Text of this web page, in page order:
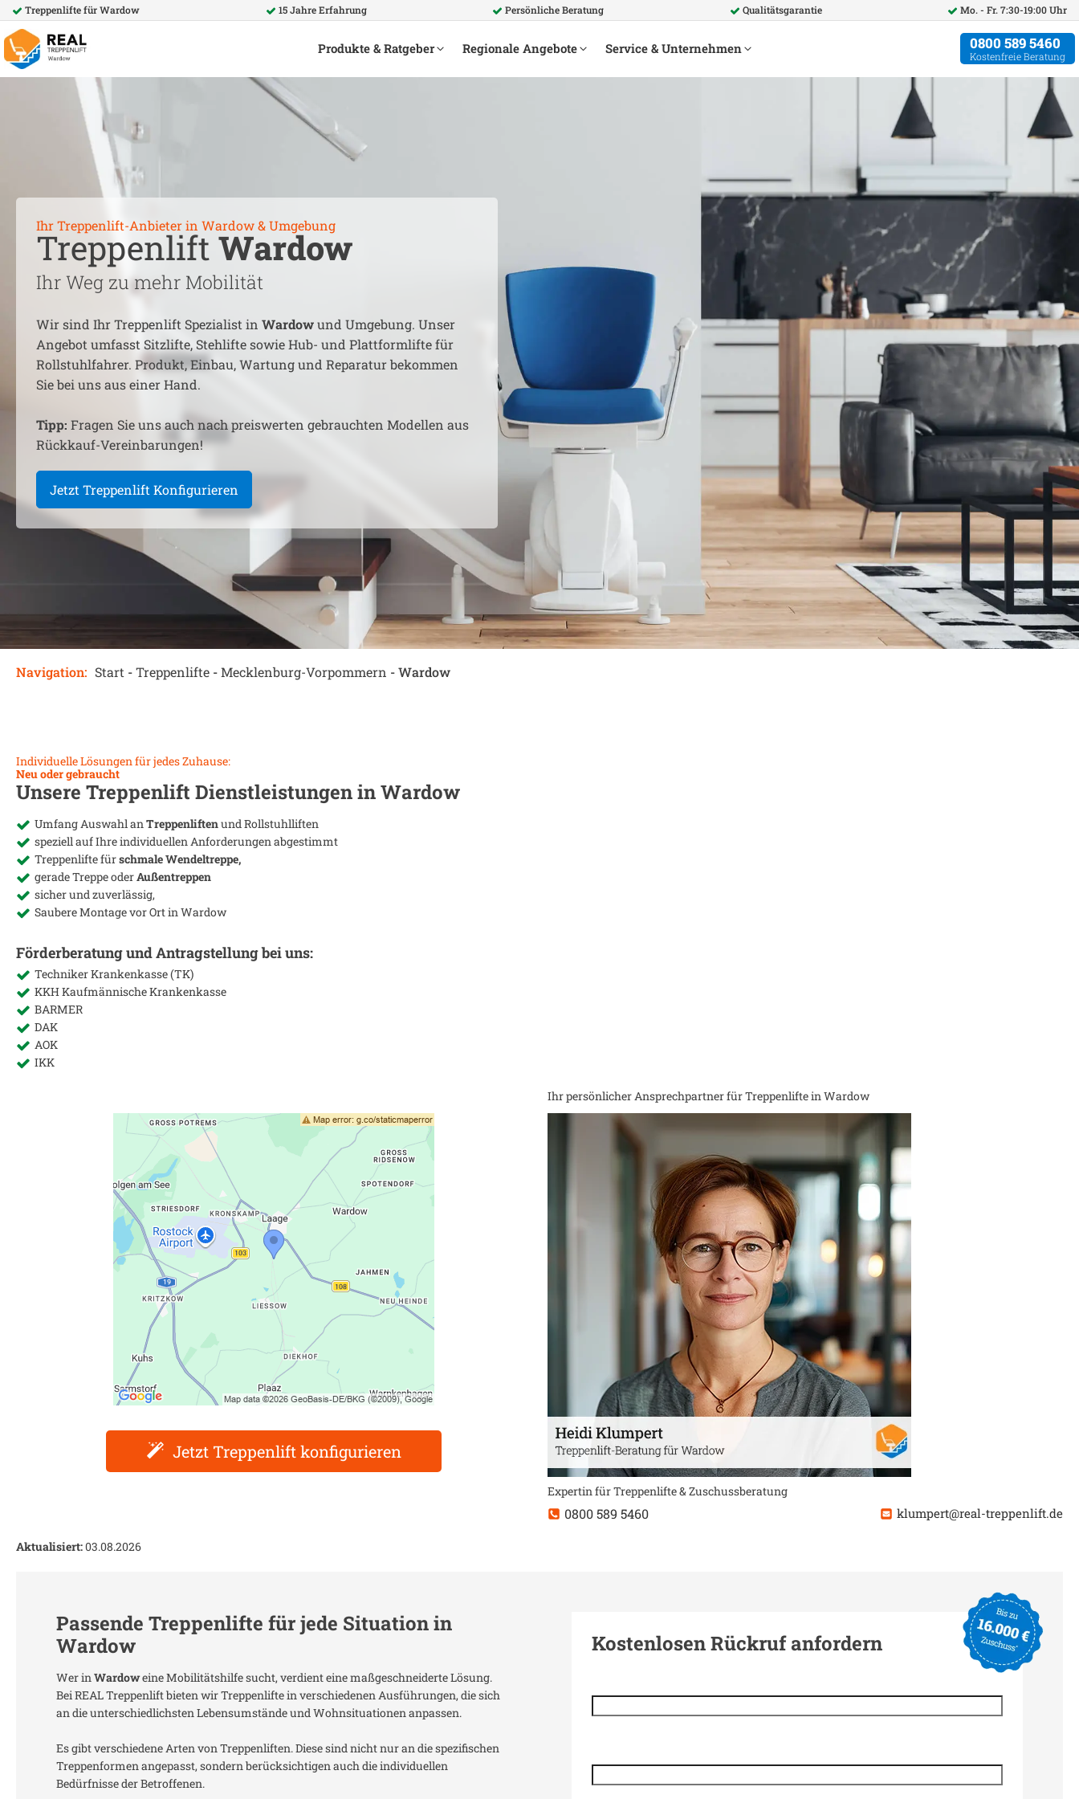
Treppenlifte fürWardow 15 Jahre Erfahrung Persönliche Beratung Qualitätsgarantie Mo. - Fr. 7:30-19:00 Uhr
Produkte & Ratgeber Regionale Angebote Service & Unternehmen 0800 589 5460
Kostenfreie Beratung
Ihr Treppenlift-Anbieter in Wardow& Umgebung
Treppenlift Wardow
Ihr Weg zu mehr Mobilität
Wir sind Ihr Treppenlift Spezialist in Wardowund Umgebung. Unser
Angebot umfasst Sitzlifte, Stehlifte sowie Hub- und Plattformlifte für
Rollstuhlfahrer. Produkt, Einbau, Wartung und Reparatur bekommen
Sie bei uns aus einer Hand.
Tipp: Fragen Sie uns auch nach preiswerten gebrauchten Modellen aus
Rückkauf-Vereinbarungen!
Jetzt Treppenlift Konfigurieren
Navigation: Start -Treppenlifte -Mecklenburg-Vorpommern -Wardow
Individuelle Lösungen für jedes Zuhause:
Neu oder gebraucht
Unsere Treppenlift Dienstleistungen inWardow
Umfang Auswahl an Treppenliftenund Rollstuhlliften
speziell auf Ihre individuellen Anforderungen abgestimmt
Treppenlifte fürschmale Wendeltreppe,
gerade Treppe oderAußentreppen
sicher und zuverlässig,
Saubere Montage vor Ort in Wardow
Förderberatung und Antragstellung bei uns:
Techniker Krankenkasse (TK)
KKH Kaufmännische Krankenkasse
BARMER
DAK
AOK
IKK
Jetzt Treppenlift konfigurieren
Ihr persönlicher Ansprechpartner für Treppenlifte in Wardow
Expertin für Treppenlifte & Zuschussberatung
0800 589 5460 klumpert@real-treppenlift.de
Aktualisiert:03.08.2026
Passende Treppenlifte für jede Situation in
Wardow
Wer in Wardoweine Mobilitätshilfe sucht, verdient eine maßgeschneiderte Lösung.
Bei REAL Treppenlift bieten wir Treppenlifte in verschiedenen Ausführungen, die sich
an die unterschiedlichsten Lebensumstände und Wohnsituationen anpassen.
Es gibt verschiedene Arten von Treppenliften. Diese sind nicht nur an die spezifischen
Treppenformen angepasst, sondern berücksichtigen auch die individuellen
Bedürfnisse der Betroffenen.
Kostenlosen Rückruf anfordern